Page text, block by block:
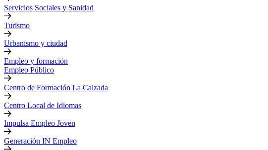
Servicios Sociales y Sanidad
Turismo
Urbanismo y ciudad
Empleo y formación
Empleo Público
Centro de Formación La Calzada
Centro Local de Idiomas
Impulsa Empleo Joven
Generación IN Empleo